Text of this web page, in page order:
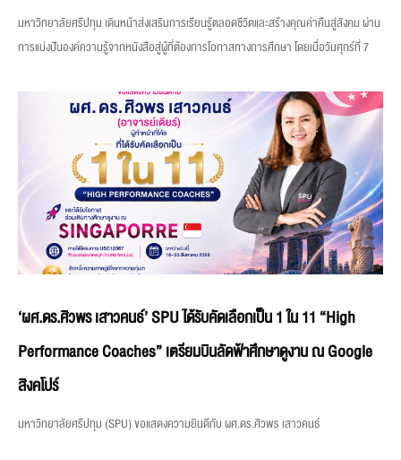
มหาวิทยาลัยศรีปทุม เดินหน้าส่งเสริมการเรียนรู้ตลอดชีวิตและสร้างคุณค่าคืนสู่สังคม ผ่าน
การแบ่งปันองค์ความรู้จากหนังสือสู่ผู้ที่ต้องการโอกาสทางการศึกษา โดยเมื่อวันศุกร์ที่ 7
‘ผศ.ดร.ศิวพร เสาวคนธ์’ SPU ได้รับคัดเลือกเป็น 1 ใน 11 “High
Performance Coaches” เตรียมบินลัดฟ้าศึกษาดูงาน ณ Google
สิงคโปร์
มหาวิทยาลัยศรีปทุม (SPU) ขอแสดงความยินดีกับ ผศ.ดร.ศิวพร เสาวคนธ์